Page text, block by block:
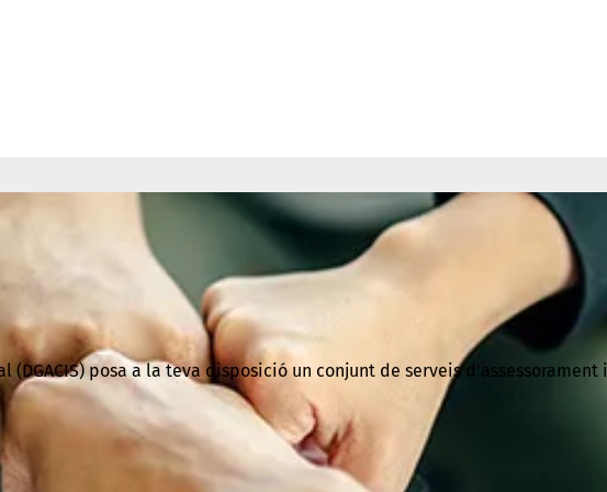
(DGACIS)posa a la teva disposició un conjunt de serveis d'assessorament i